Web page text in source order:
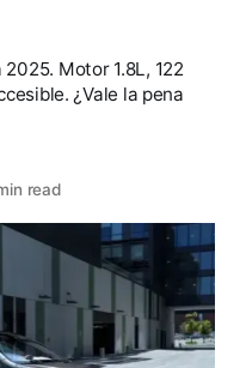
Motor 1.8L, 122
¿Vale la pena
read